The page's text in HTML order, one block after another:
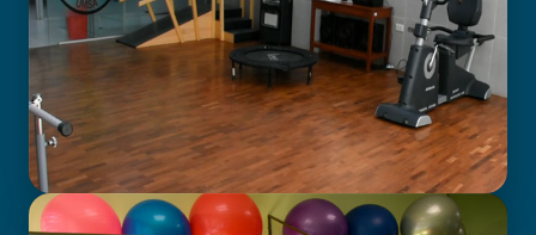
GABINETE DE FISIOTERAPIA